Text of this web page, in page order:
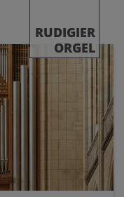
RUDIGIER
ORGEL